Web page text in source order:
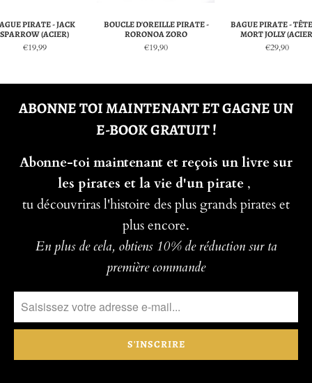
PIRATE - JACK
SPARROW (ACIER)
€19,99
BOUCLE D'OREILLE PIRATE -
RORONOA ZORO
€19,90
BAGUE PIRATE -
MORT JOLLY
€29,90
ABONNE TOI MAINTENANT ET GAGNE UN
E-BOOK GRATUIT !
Abonne-toi maintenant et reçois un livre sur
les pirates et la vie d'un pirate ,
tu découvriras l'histoire des plus grands pirates et
plus encore.
En plus de cela, obtiens 10% de réduction sur ta
première commande